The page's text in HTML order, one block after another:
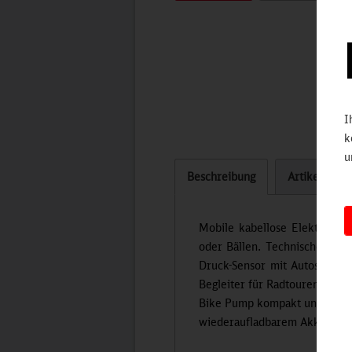
Beschreibung Artikel
Mobile kabellose Elektro-
oder Bällen. Technische
Druck-Sensor mit Autostop-
Begleiter für Radtouren,
Bike Pump kompakt und
wiederaufladbarem Akku und